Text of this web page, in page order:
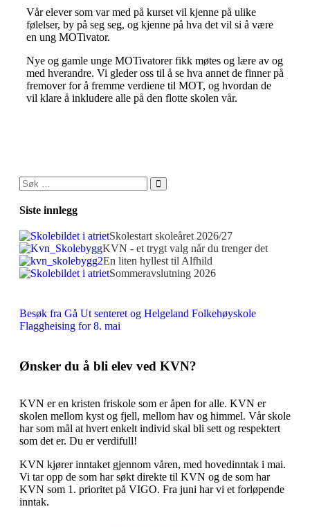
Vår elever som var med på kurset vil kjenne på ulike
følelser, by på seg seg, og kjenne på hva det vil si å være
en ung MOTivator.
Nye og gamle unge MOTivatorer fikk møtes og lære av og
med hverandre. Vi gleder oss til å se hva annet de finner på
fremover for å fremme verdiene til MOT, og hvordan de
vil klare å inkludere alle på den flotte skolen vår.
Siste innlegg
Skolestart skoleåret 2026/27
KVN - et trygt valg når du trenger det
En liten hyllest til Alfhild
Sommeravslutning 2026
Besøk fra Gå Ut senteret og Helgeland Folkehøyskole
Flaggheising for 8. mai
Ønsker du å bli elev ved KVN?
KVN er en kristen friskole som er åpen for alle. KVN er
skolen mellom kyst og fjell, mellom hav og himmel. Vår skole
har som mål at hvert enkelt individ skal bli sett og respektert
som det er. Du er verdifull!
KVN kjører inntaket gjennom våren, med hovedinntak i mai.
Vi tar opp de som har søkt direkte til KVN og de som har
KVN som 1. prioritet på VIGO. Fra juni har vi et forløpende
inntak.